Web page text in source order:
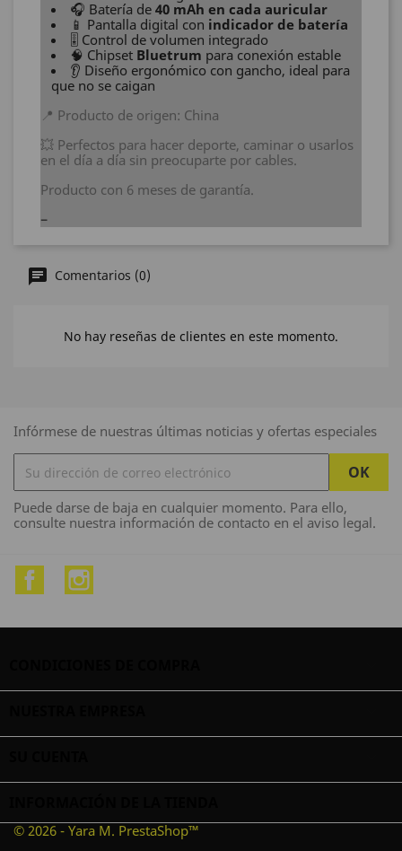
🎧 Batería de 40 mAh en cada auricular
📱 Pantalla digital con indicador de batería
🎚️ Control de volumen integrado
🧠 Chipset Bluetrum para conexión estable
👂 Diseño ergonómico con gancho, ideal para
que no se caigan
📍 Producto de origen: China
💥 Perfectos para hacer deporte, caminar o usarlos
en el día a día sin preocuparte por cables.
Producto con 6 meses de garantía.
Comentarios (0)
No hay reseñas de clientes en este momento.
Infórmese de nuestras últimas noticias y ofertas especiales
Puede darse de baja en cualquier momento. Para ello,
consulte nuestra información de contacto en el aviso legal.
Facebook
© 2026 - Yara M. PrestaShop™